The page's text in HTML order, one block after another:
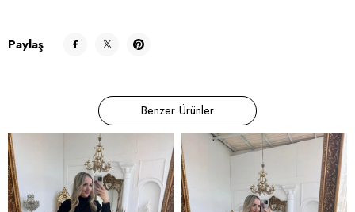
Paylaş
Benzer Ürünler